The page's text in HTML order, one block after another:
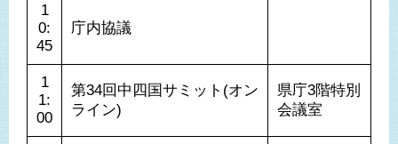
1
0:
45
庁内協議
1
1:
00
第34回中四国サミット(オン
ライン)
県庁3階特別
会議室